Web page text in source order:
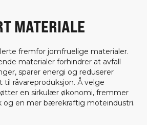
MATERIALE
fremfor jomfruelige materialer.
materialer forhindrer at avfall
sparer energi og reduserer
råvareproduksjon. Å velge
en sirkulær økonomi, fremmer
og en mer bærekraftig moteindustri.